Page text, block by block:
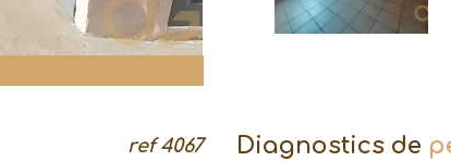
ref 4067 diagnostics de